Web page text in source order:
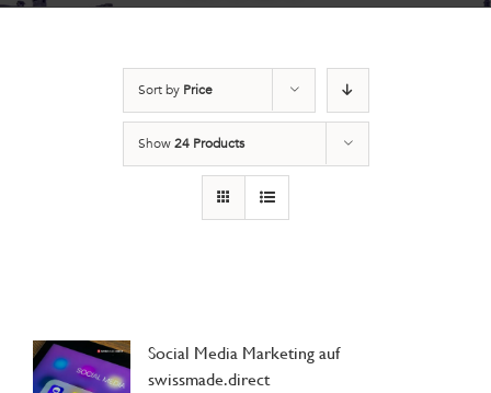
Sort by Price
Show24 Products
Social Media Marketing auf
swissmade.direct